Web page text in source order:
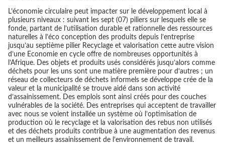
L’économie circulaire peut impacter sur le développement local à
plusieurs niveaux : suivant les sept (07) piliers sur lesquels elle se
fonde, partant de l’utilisation durable et rationnelle des ressources
naturelles à l’éco conception des produits depuis l’entreprise
jusqu’au septième pilier Recyclage et valorisation cette autre vision
d’une Economie en cycle offre de nombreuses opportunités à
l’Afrique. Des objets et produits usés considérés jusqu’alors comme
déchets pour les uns sont une matière première pour d’autres ; un
réseau de collecteurs de déchets informels se développe crée de la
valeur et la municipalité se trouve aidé dans son activité
d’assainissement. Des emplois sont ainsi créés pour des couches
vulnérables de la société. Des entreprises qui acceptent de travailler
avec nous se voient installée un système où l’optimisation de
production où le recyclage et la valorisation des rebus non utilisés
et des déchets produits contribue à une augmentation des revenus
et un meilleurs assainissement de l’environnement de travail.